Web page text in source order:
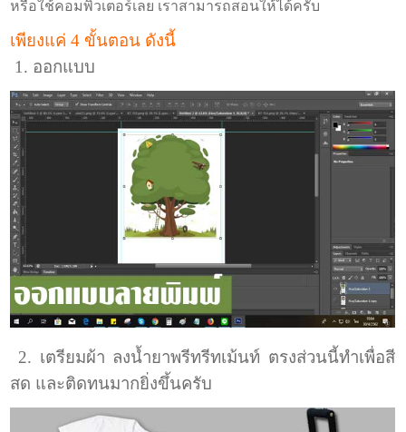
หรือใช้คอมพิวเตอร์เลย เราสามารถสอนให้ได้ครับ
เพียงแค่ 4 ขั้นตอน ดังนี้
1. ออกแบบ
2. เตรียมผ้า ลงน้ำยาพรีทรีทเม้นท์ ตรงส่วนนี้ทำเพื่อสี
สด และติดทนมากยิ่งขึ้นครับ